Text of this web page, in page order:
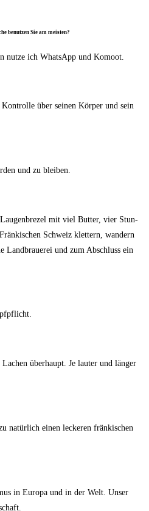
benut­zen Sie am meisten?
nut­ze ich Whats­App und Komoot.
über sei­nen Kör­per und sein
und zu bleiben.
mit viel But­ter, vier Stun­
Schweiz klet­tern, wan­dern
Land­braue­rei und zum Abschluss ein
über­haupt. Je lau­ter und län­ger
natür­lich einen lecke­ren frän­ki­schen
in Euro­pa und in der Welt. Unser